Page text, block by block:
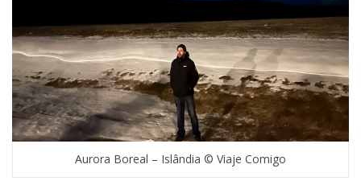
Aurora Boreal – Islândia © Viaje Comigo